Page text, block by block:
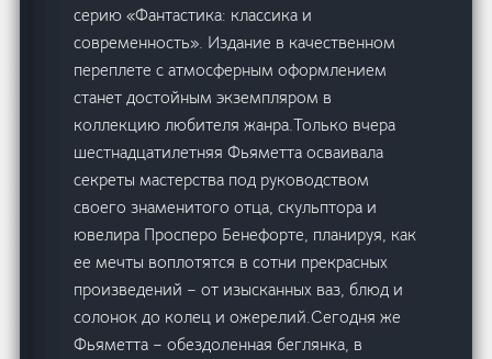
серию «Фантастика: классика и
современность». Издание в качественном
переплете с атмосферным оформлением
станет достойным экземпляром в
коллекцию любителя жанра.Только вчера
шестнадцатилетняя Фьяметта осваивала
секреты мастерства под руководством
своего знаменитого отца, скульптора и
ювелира Просперо Бенефорте, планируя, как
ее мечты воплотятся в сотни прекрасных
произведений – от изысканных ваз, блюд и
солонок до колец и ожерелий.Сегодня же
Фьяметта – обездоленная беглянка, в